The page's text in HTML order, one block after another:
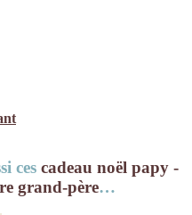
ces cadeau noël papy -
grand-père…